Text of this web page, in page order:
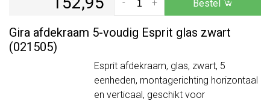
+
- Bestel
Gira afdekraam 5-voudig Esprit glas zwart
(021505)
Esprit afdekraam, glas, zwart, 5
eenheden, montagerichting horizontaal
en verticaal, geschikt voor